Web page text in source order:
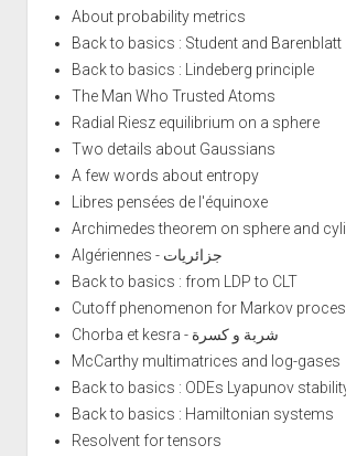
About probability metrics
Back to basics : Student and Barenblatt
Back to basics : Lindeberg principle
The Man Who Trusted Atoms
Radial Riesz equilibrium on a sphere
Two details about Gaussians
A few words about entropy
Libres pensées de l'équinoxe
Archimedes theorem on sphere and
Algériennes - جزائريات
Back to basics : from LDP to CLT
Cutoff phenomenon for Markov
Chorba et kesra - شربة و كسرة
McCarthy multimatrices and log-gases
Back to basics : ODEs Lyapunov
Back to basics : Hamiltonian systems
Resolvent for tensors